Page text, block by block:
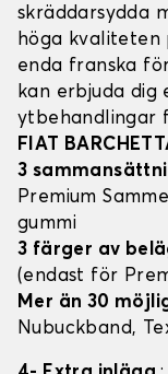
skräddarsydda
höga kvaliteten
enda franska
kan erbjuda
ytbehandlingar
FIAT
3
Premium
gummi
3 färger av
(endast för
Mer än 30
Nubuckband,